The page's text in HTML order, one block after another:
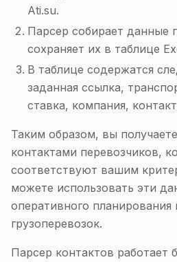
Ati.su.
Парсер собирает данные
сохраняет их в таблице
В таблице содержатся
заданная ссылка,
ставка, компания,
Таким образом, вы
контактами перевозчиков,
соответствуют вашим
можете использовать эти
оперативного планирования
грузоперевозок.
Парсер контактов работает